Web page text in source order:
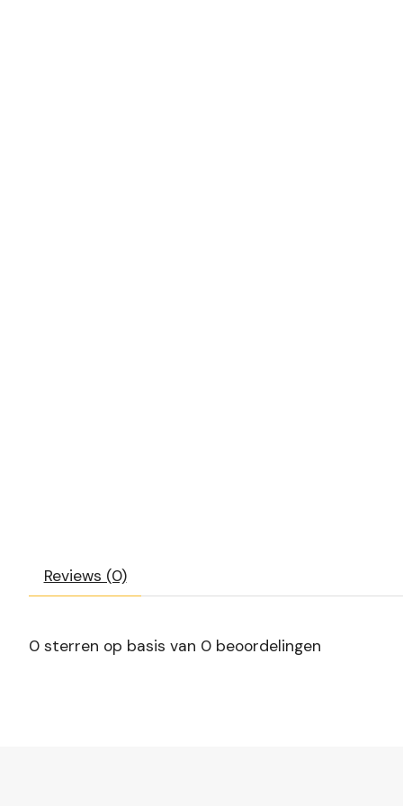
Reviews (0)
0 sterren op basis van 0 beoordelingen